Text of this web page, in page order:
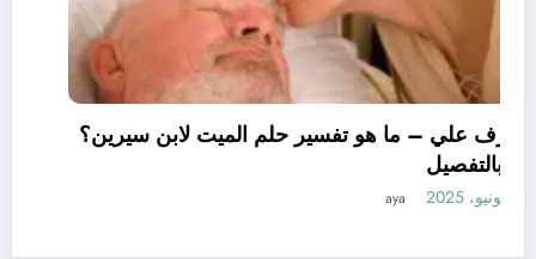
تعرف علي – ما هو تفسير حلم الميت لابن سيرين؟
– بالتفصيل
11 يونيو، 2025